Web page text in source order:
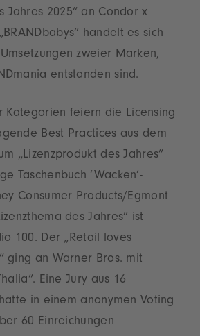
Jahres 2025” an Condor x
handelt es sich
zweier Marken,
entstanden sind.
Kategorien feiern die Licensing
Best Practices aus dem
„Lizenzprodukt des Jahres”
Taschenbuch ‘Wacken’-
Consumer Products/Egmont
des Jahres” ist
100. Der „Retail loves
ging an Warner Bros. mit
Eine Jury aus 16
in einem anonymen Voting
60 Einreichungen